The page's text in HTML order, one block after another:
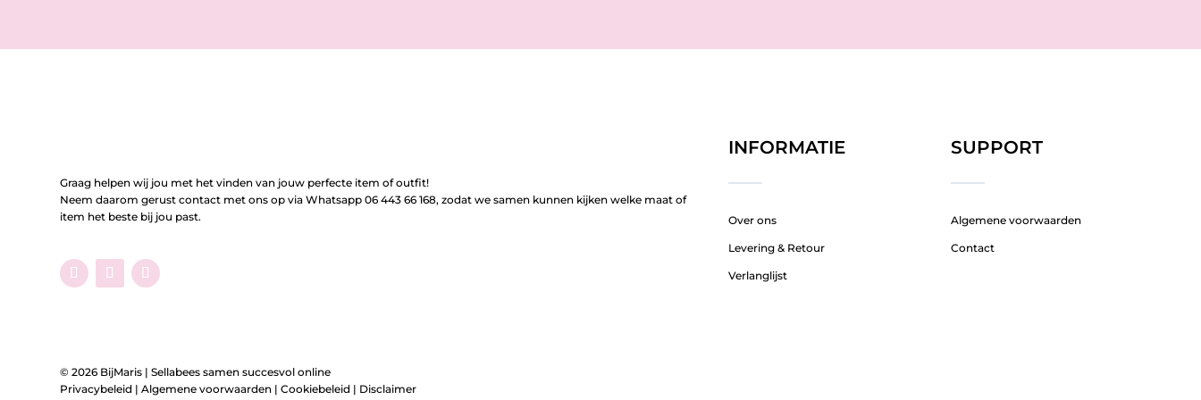
Graag helpen wij jou met het vinden van jouw perfecte item of outfit!
Neem daarom gerust contact met ons op via Whatsapp 06 443 66 168, zodat we samen kunnen kijken welke maat of
item het beste bij jou past.
INFORMATIE
Over ons
Levering & Retour
Verlanglijst
SUPPORT
Algemene voorwaarden
Contact
© 2026 BijMaris |Sellabees samen succesvol online
Privacybeleid |Algemene voorwaarden |Cookiebeleid | Disclaimer